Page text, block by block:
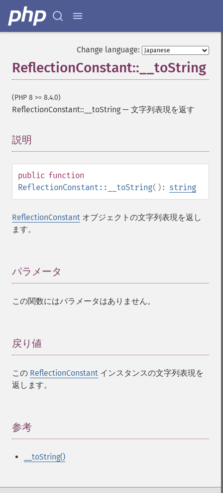
Change language:
ReflectionConstant::__toString
(PHP 8 >= 8.4.0)
ReflectionConstant::__toString — 文字列表現を返す
説明
public function
ReflectionConstant::__toString(): string
ReflectionConstant オブジェクトの文字列表現を返し
ます。
パラメータ
この関数にはパラメータはありません。
戻り値
この ReflectionConstant インスタンスの文字列表現を
返します。
参考
__toString()